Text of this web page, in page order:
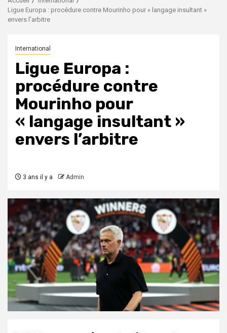
Ligue Europa : procédure contre Mourinho pour « langage insultant »
envers l’arbitre
International
Ligue Europa :
procédure contre
Mourinho pour
« langage insultant »
envers l’arbitre
3 ans il y a Admin